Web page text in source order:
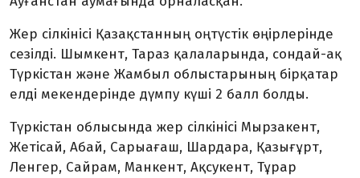
Жер сілкінісі Қазақстанның оңтүстік өңірлерінде
сезілді. Шымкент, Тараз қалаларында, сондай-ақ
Түркістан және Жамбыл облыстарының бірқатар
елді мекендерінде дүмпу күші 2 балл болды.
Түркістан облысында жер сілкінісі Мырзакент,
Жетісай, Абай, Сарыағаш, Шардара, Қазығұрт,
Ленгер, Сайрам, Манкент, Ақсукент, Тұрар